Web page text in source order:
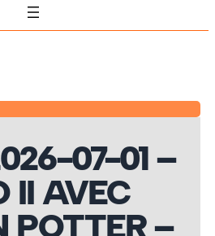
07-01 –
II AVEC
POTTER –